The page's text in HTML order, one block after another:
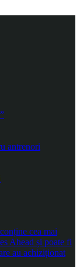
antrenori
cea mai
Ahead și poate fi
au achiziționat